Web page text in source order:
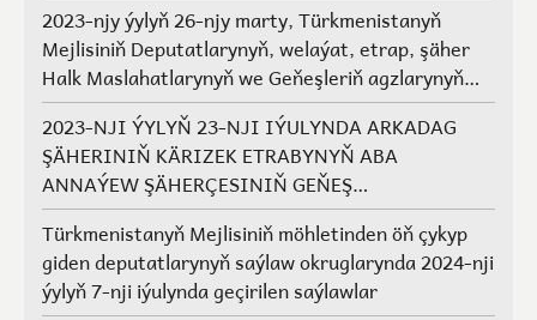
2023-njy ýylyň 26-njy marty, Türkmenistanyň
Mejlisiniň Deputatlarynyň, welaýat, etrap, şäher
Halk Maslahatlarynyň we Geňeşleriň agzlarynyň
saýlawlary
2023-NJI ÝYLYŇ 23-NJI IÝULYNDA ARKADAG
ŞÄHERINIŇ KÄRIZEK ETRABYNYŇ ABA
ANNAÝEW ŞÄHERÇESINIŇ GEŇEŞ
AGZALARYNYŇ SAÝLAWLARY
Türkmenistanyň Mejlisiniň möhletinden öň çykyp
giden deputatlarynyň saýlaw okruglarynda 2024-nji
ýylyň 7-nji iýulynda geçirilen saýlawlar